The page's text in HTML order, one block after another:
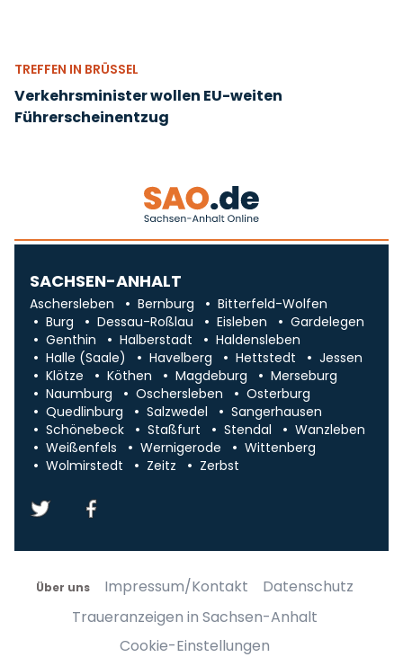
TREFFEN IN BRÜSSEL
Verkehrsminister wollen EU-weiten
Führerscheinentzug
SACHSEN-ANHALT
Aschersleben Bernburg
Bitterfeld-Wolfen
Burg
Dessau-Roßlau Eisleben
Gardelegen
Genthin
Halberstadt
Haldensleben
Halle (Saale)
Havelberg Hettstedt
Jessen
Klötze
Köthen Magdeburg
Merseburg
Naumburg
Oschersleben
Osterburg
Quedlinburg
Salzwedel
Sangerhausen
Schönebeck
Staßfurt Stendal
Wanzleben
Weißenfels
Wernigerode
Wittenberg
Wolmirstedt
Zeitz Zerbst
Über uns Impressum/Kontakt
Datenschutz
Traueranzeigen in Sachsen-Anhalt
Cookie-Einstellungen